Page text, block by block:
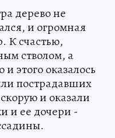
дерево не
и огромная
К счастью,
стволом, а
этого оказалось
пострадавших
и оказали
и ее дочери -